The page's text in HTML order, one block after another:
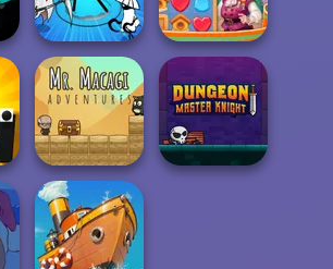
Stickman Rogue
Online
Vega Mix: Fairy
Town
Mr. Macagi
Adventures